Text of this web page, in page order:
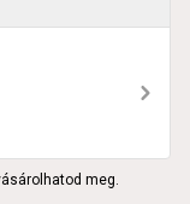
meg.